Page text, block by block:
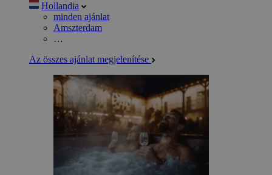
Hollandia
minden ajánlat
Amszterdam
…
Az összes ajánlat megjelenítése